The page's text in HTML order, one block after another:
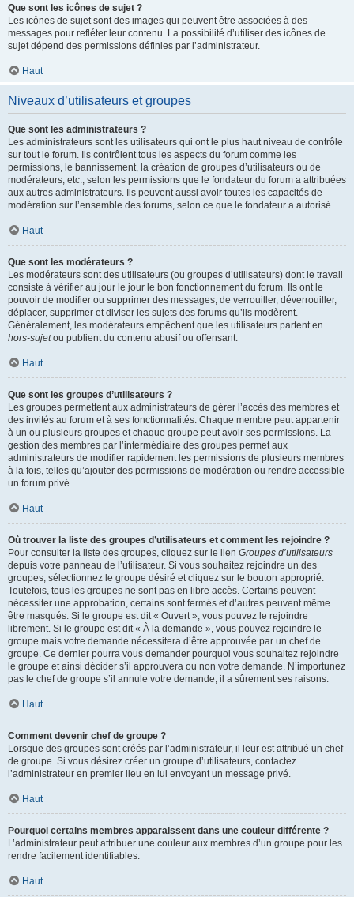
Que sont les icônes de sujet ?
Les icônes de sujet sont des images qui peuvent être associées à des
messages pour refléter leur contenu. La possibilité d’utiliser des icônes de
sujet dépend des permissions définies par l’administrateur.
Haut
Niveaux d’utilisateurs et groupes
Que sont les administrateurs ?
Les administrateurs sont les utilisateurs qui ont le plus haut niveau de contrôle
sur tout le forum. Ils contrôlent tous les aspects du forum comme les
permissions, le bannissement, la création de groupes d’utilisateurs ou de
modérateurs, etc., selon les permissions que le fondateur du forum a attribuées
aux autres administrateurs. Ils peuvent aussi avoir toutes les capacités de
modération sur l’ensemble des forums, selon ce que le fondateur a autorisé.
Haut
Que sont les modérateurs ?
Les modérateurs sont des utilisateurs (ou groupes d’utilisateurs) dont le travail
consiste à vérifier au jour le jour le bon fonctionnement du forum. Ils ont le
pouvoir de modifier ou supprimer des messages, de verrouiller, déverrouiller,
déplacer, supprimer et diviser les sujets des forums qu’ils modèrent.
Généralement, les modérateurs empêchent que les utilisateurs partent en
hors-sujetou publient du contenu abusif ou offensant.
Haut
Que sont les groupes d’utilisateurs ?
Les groupes permettent aux administrateurs de gérer l’accès des membres et
des invités au forum et à ses fonctionnalités. Chaque membre peut appartenir
à un ou plusieurs groupes et chaque groupe peut avoir ses permissions. La
gestion des membres par l’intermédiaire des groupes permet aux
administrateurs de modifier rapidement les permissions de plusieurs membres
à la fois, telles qu’ajouter des permissions de modération ou rendre accessible
un forum privé.
Haut
Où trouver la liste des groupes d’utilisateurs et comment les rejoindre ?
Pour consulter la liste des groupes, cliquez sur le lien Groupes d’utilisateurs
depuis votre panneau de l’utilisateur. Si vous souhaitez rejoindre un des
groupes, sélectionnez le groupe désiré et cliquez sur le bouton approprié.
Toutefois, tous les groupes ne sont pas en libre accès. Certains peuvent
nécessiter une approbation, certains sont fermés et d’autres peuvent même
être masqués. Si le groupe est dit « Ouvert », vous pouvez le rejoindre
librement. Si le groupe est dit « À la demande », vous pouvez rejoindre le
groupe mais votre demande nécessitera d’être approuvée par un chef de
groupe. Ce dernier pourra vous demander pourquoi vous souhaitez rejoindre
le groupe et ainsi décider s’il approuvera ou non votre demande. N’importunez
pas le chef de groupe s’il annule votre demande, il a sûrement ses raisons.
Haut
Comment devenir chef de groupe ?
Lorsque des groupes sont créés par l’administrateur, il leur est attribué un chef
de groupe. Si vous désirez créer un groupe d’utilisateurs, contactez
l’administrateur en premier lieu en lui envoyant un message privé.
Haut
Pourquoi certains membres apparaissent dans une couleur différente ?
L’administrateur peut attribuer une couleur aux membres d’un groupe pour les
rendre facilement identifiables.
Haut